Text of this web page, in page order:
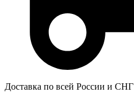
Доставка по всей России и СНГ